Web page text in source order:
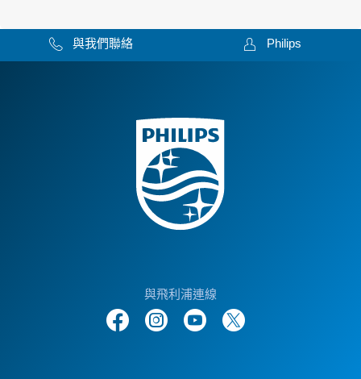
與我們聯絡 Philips
與飛利浦連線